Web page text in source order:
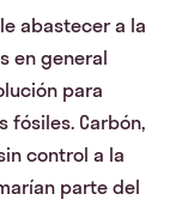
abastecer a la
en general
para
fósiles. Carbón,
control a la
parte del